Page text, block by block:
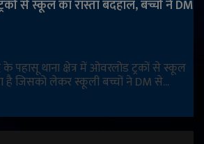
से स्कूल का रास्ता बदहाल, बच्चों ने DM
पहासू थाना क्षेत्र में ओवरलोड ट्रकों से स्कूल
है जिसको लेकर स्कूली बच्चों ने DM से...